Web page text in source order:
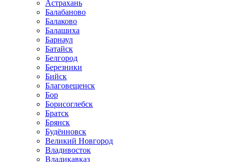
Астрахань
Балабаново
Балаково
Балашиха
Барнаул
Батайск
Белгород
Березники
Бийск
Благовещенск
Бор
Борисоглебск
Братск
Брянск
Будённовск
Великий Новгород
Владивосток
Владикавказ